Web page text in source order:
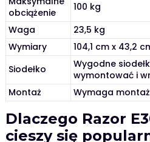
obciążenie
100 kg
Waga
23,5 kg
Wymiary
104,1 cm x 43,2
Siodełko
Wygodne
wymontować i
Montaż
Wymaga
Dlaczego Razor
cieszy się